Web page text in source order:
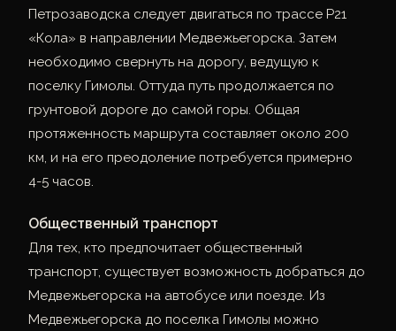
Петрозаводска следует двигаться по трассе Р21
«Кола» в направлении Медвежьегорска. Затем
необходимо свернуть на дорогу, ведущую к
поселку Гимолы. Оттуда путь продолжается по
грунтовой дороге до самой горы. Общая
протяженность маршрута составляет около 200
км, и на его преодоление потребуется примерно
4-5 часов.
Общественный транспорт
Для тех, кто предпочитает общественный
транспорт, существует возможность добраться до
Медвежьегорска на автобусе или поезде. Из
Медвежьегорска до поселка Гимолы можно